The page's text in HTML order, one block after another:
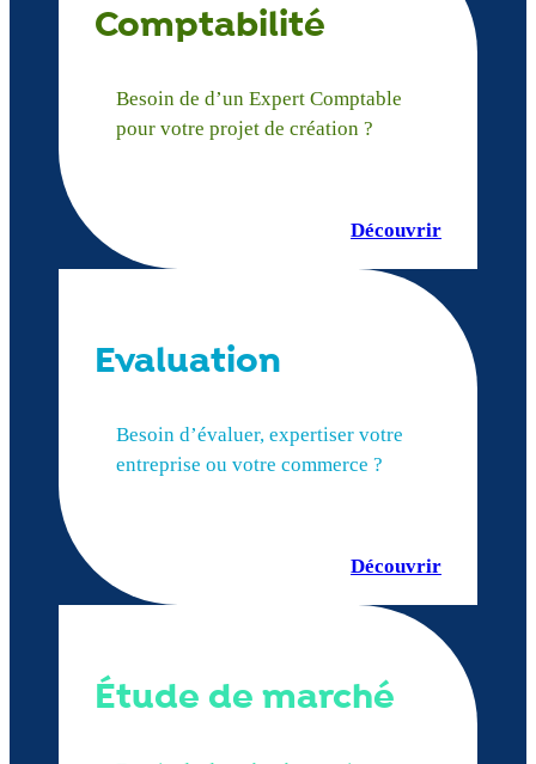
Comptabilité
Besoin de d’un Expert Comptable
pour votre projet de création ?
Découvrir
Evaluation
Besoin d’évaluer, expertiser votre
entreprise ou votre commerce ?
Découvrir
Étude de marché